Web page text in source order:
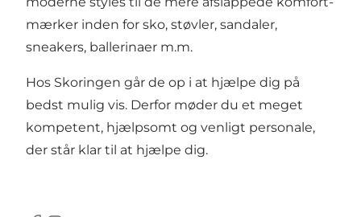
mærker inden for sko, støvler, sandaler,
sneakers, ballerinaer m.m.
Hos Skoringen går de op i at hjælpe dig på
bedst mulig vis. Derfor møder du et meget
kompetent, hjælpsomt og venligt personale,
der står klar til at hjælpe dig.